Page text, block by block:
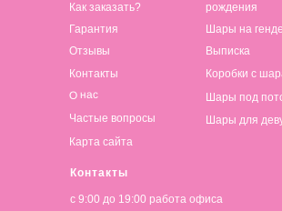
рождения
Контакты
Как заказать?
Гарантия
Отзывы
Контакты
О нас
Частые вопросы
Карта сайта
Шары на
Выписка
Коробки с
Шары под
Шары для
с 9:00 до 19:00 работа офиса